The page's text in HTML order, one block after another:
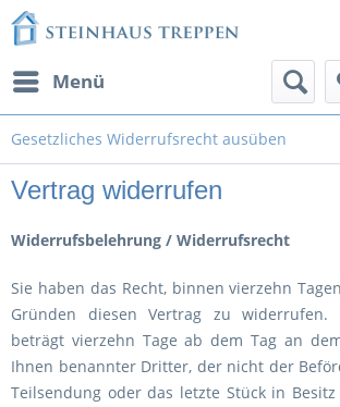
Menü
Gesetzliches Widerrufsrecht ausüben
Vertrag widerrufen
Widerrufsbelehrung / Widerrufsrecht
Sie haben das Recht, binnen vierzehn
Gründen diesen Vertrag zu widerrufen.
beträgt vierzehn Tage ab dem Tag an
Ihnen benannter Dritter, der nicht der
Teilsendung oder das letzte Stück in